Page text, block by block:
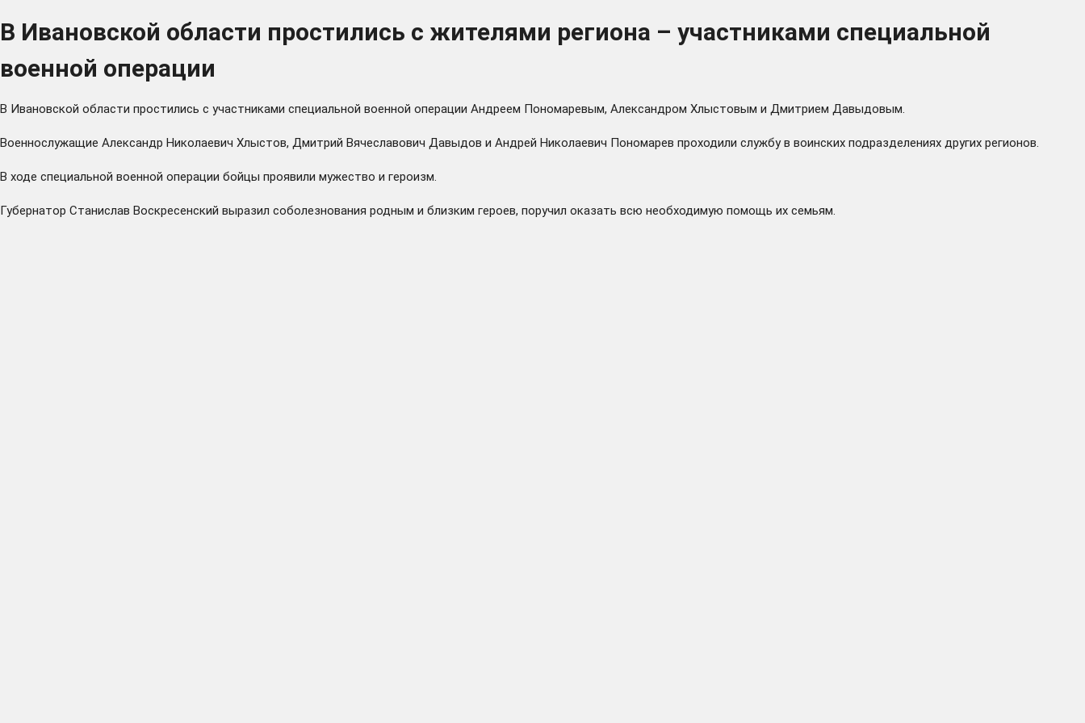
В Ивановской области простились с жителями региона – участниками специальной
военной операции
В Ивановской области простились с участниками специальной военной операции Андреем Пономаревым, Александром Хлыстовым и Дмитрием Давыдовым.
Военнослужащие Александр Николаевич Хлыстов, Дмитрий Вячеславович Давыдов и Андрей Николаевич Пономарев проходили службу в воинских подразделениях других регионов.
В ходе специальной военной операции бойцы проявили мужество и героизм.
Губернатор Станислав Воскресенский выразил соболезнования родным и близким героев, поручил оказать всю необходимую помощь их семьям.